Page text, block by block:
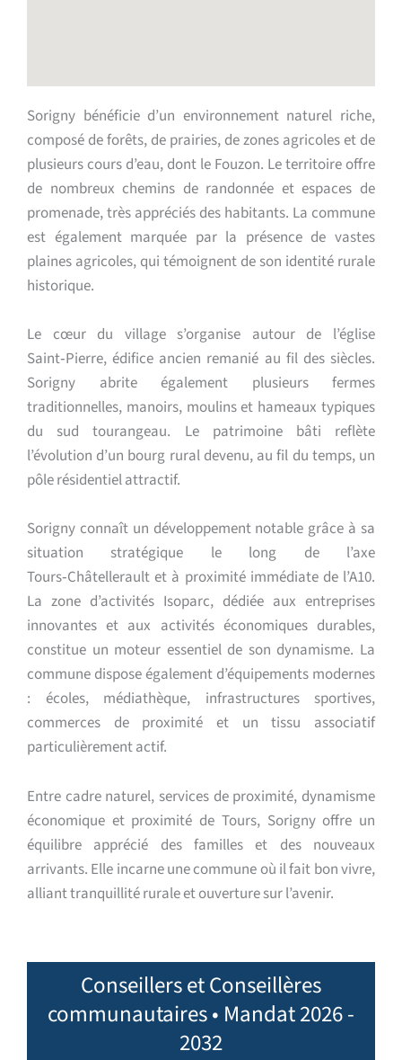
Sorigny bénéficie d’un environnement naturel riche,
composé de forêts, de prairies, de zones agricoles et de
plusieurs cours d’eau, dont le Fouzon. Le territoire offre
de nombreux chemins de randonnée et espaces de
promenade, très appréciés des habitants. La commune
est également marquée par la présence de vastes
plaines agricoles, qui témoignent de son identité rurale
historique.
Le cœur du village s’organise autour de l’église
Saint‑Pierre, édifice ancien remanié au fil des siècles.
Sorigny abrite également plusieurs fermes
traditionnelles, manoirs, moulins et hameaux typiques
du sud tourangeau. Le patrimoine bâti reflète
l’évolution d’un bourg rural devenu, au fil du temps, un
pôle résidentiel attractif.
Sorigny connaît un développement notable grâce à sa
situation stratégique le long de l’axe
Tours‑Châtellerault et à proximité immédiate de l’A10.
La zone d’activités Isoparc, dédiée aux entreprises
innovantes et aux activités économiques durables,
constitue un moteur essentiel de son dynamisme. La
commune dispose également d’équipements modernes
: écoles, médiathèque, infrastructures sportives,
commerces de proximité et un tissu associatif
particulièrement actif.
Entre cadre naturel, services de proximité, dynamisme
économique et proximité de Tours, Sorigny offre un
équilibre apprécié des familles et des nouveaux
arrivants. Elle incarne une commune où il fait bon vivre,
alliant tranquillité rurale et ouverture sur l’avenir.
Conseillers et Conseillères
communautaires • Mandat 2026 -
2032